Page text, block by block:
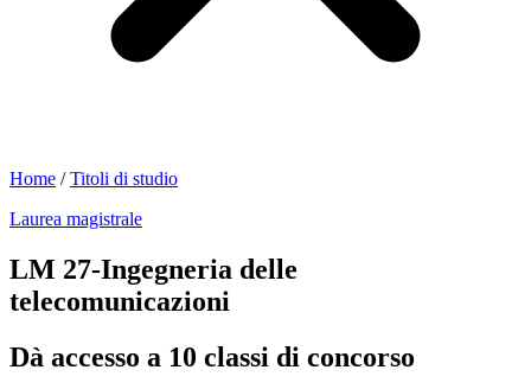
Home /Titoli di studio
Laurea magistrale
LM 27-Ingegneria delle
telecomunicazioni
Dà accesso a 10 classi di concorso